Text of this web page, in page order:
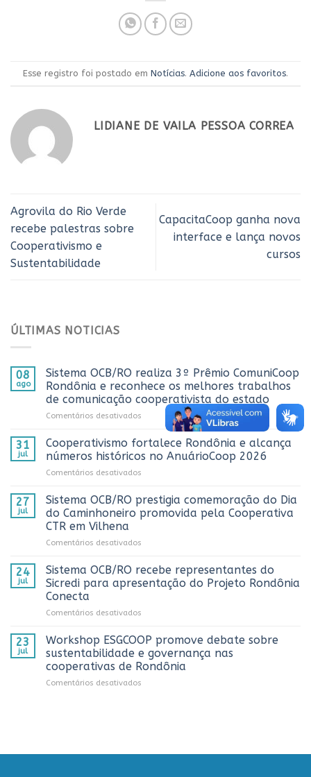
Esse registro foi postado em Notícias. Adicione aos favoritos.
LIDIANE DE VAILA PESSOA CORREA
Agrovila do Rio Verde
recebe palestras sobre
Cooperativismo e
Sustentabilidade
CapacitaCoop ganha nova
interface e lança novos
cursos
ÚLTIMAS NOTICIAS
08
ago
Sistema OCB/RO realiza 3º Prêmio ComuniCoop
Rondônia e reconhece os melhores trabalhos
de comunicação cooperativista do estado
Comentários desativados
Sistema
OCB/RO
3º
Rondônia
e
reconhece
de
comunicação
cooperativista
31
jul
Cooperativismo fortalece Rondônia e alcança
números históricos no AnuárioCoop 2026
Comentários desativados
fortalece
Rondônia
e
no
AnuárioCoop
27
jul
Sistema OCB/RO prestigia comemoração do Dia
do Caminhoneiro promovida pela Cooperativa
CTR em Vilhena
Comentários desativados
OCB/RO
prestigia
comemoração
Caminhoneiro
promovida
pela
Cooperativa
24
jul
Sistema OCB/RO recebe representantes do
Sicredi para apresentação do Projeto Rondônia
Conecta
Comentários desativados
OCB/RO
recebe
representantes
do
Conecta
23
jul
Workshop ESGCOOP promove debate sobre
sustentabilidade e governança nas
cooperativas de Rondônia
Comentários desativados
sustentabilidade